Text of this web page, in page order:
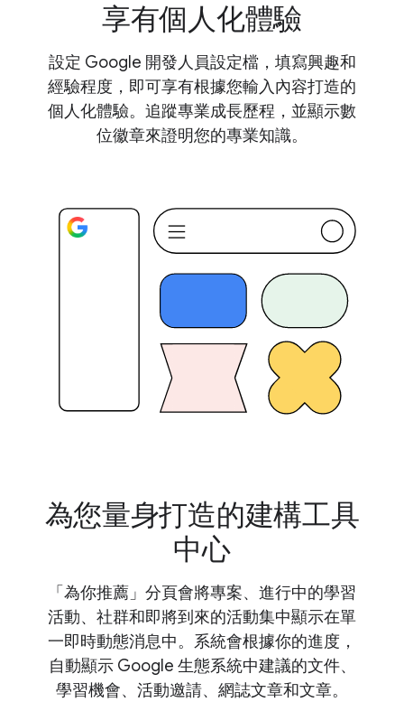
享有個人化體驗
設定 Google 開發人員設定檔，填寫興趣和
經驗程度，即可享有根據您輸入內容打造的
個人化體驗。追蹤專業成長歷程，並顯示數
位徽章來證明您的專業知識。
為您量身打造的建構工具
中心
「為你推薦」分頁會將專案、進行中的學習
活動、社群和即將到來的活動集中顯示在單
一即時動態消息中。系統會根據你的進度，
自動顯示 Google 生態系統中建議的文件、
學習機會、活動邀請、網誌文章和文章。